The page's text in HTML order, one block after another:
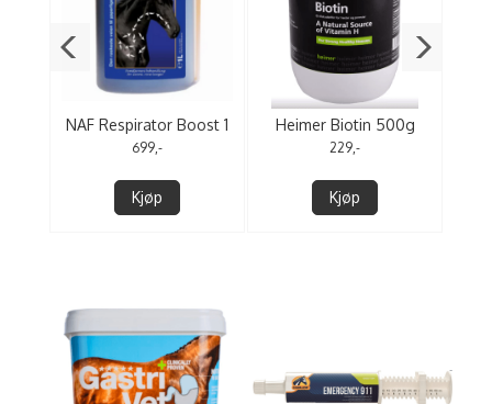
NAF Respirator Boost 1
liter
699,-
Kjøp
Heimer Biotin 500g
229,-
Kjøp